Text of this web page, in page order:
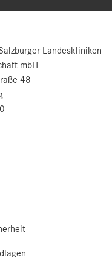
Landeskliniken
mbH
48